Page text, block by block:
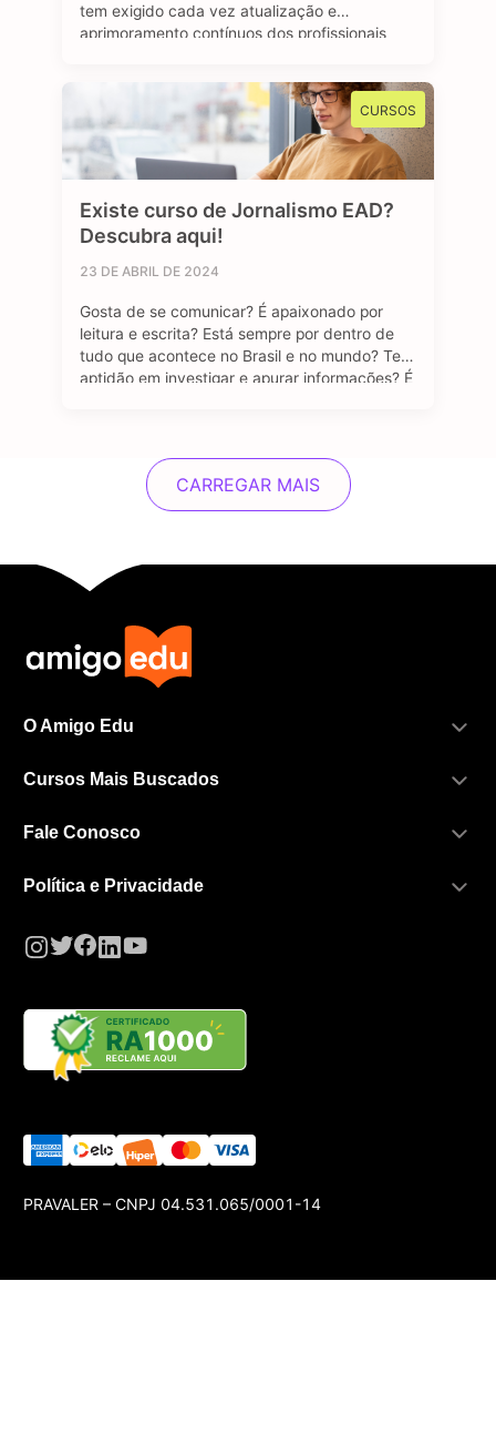
tem exigido cada vez atualização e
aprimoramento contínuos dos profissionais
emprego no setor jurídico. A pós-graduação
em Direito se destaca como um viés
importante e diferencial estratégico para
aqueles que desejam se sobressair diante …
CURSOS
Existe curso de Jornalismo EAD?
Descubra aqui!
23 DE ABRIL DE 2024
Gosta de se comunicar? É apaixonado por
leitura e escrita? Está sempre por dentro de
tudo que acontece no Brasil e no mundo? Tem
aptidão em investigar e apurar informações? É
CARREGAR MAIS
O Amigo Edu
Cursos Mais Buscados
Fale Conosco
Política e Privacidade
PRAVALER – CNPJ 04.531.065/0001-14